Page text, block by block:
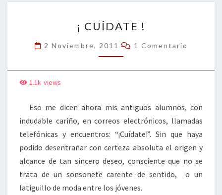
CUÍDATE
!
¡ CUÍDATE !
2 Noviembre, 2011 Comentarios
1 Comentario
1.1k views
Eso me dicen ahora mis antiguos alumnos, con
indudable cariño, en correos electrónicos, llamadas
telefónicas y encuentros: “¡Cuídate!”. Sin que haya
podido desentrañar con certeza absoluta el origen y
alcance de tan sincero deseo, consciente que no se
trata de un sonsonete carente de sentido, o un
latiguillo de moda entre los jóvenes.